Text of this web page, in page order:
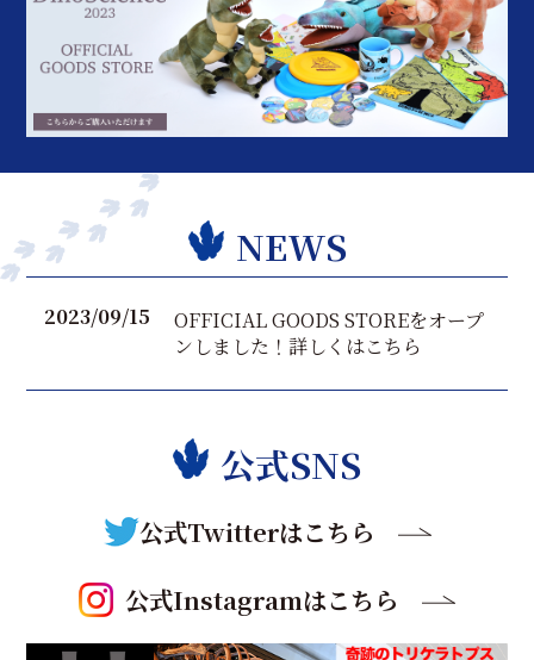
NEWS
2023/09/15
OFFICIAL GOODS STOREをオープ
ンしました！詳しくはこちら
公式SNS
公式Twitterはこちら
公式Instagramはこちら